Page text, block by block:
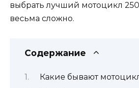
выбрать лучший мотоцикл
весьма сложно.
Содержание
Какие бывают